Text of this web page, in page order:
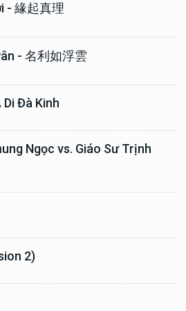
- 緣起真理
- 名利如浮雲
Đà Kinh
Ngọc vs. Giáo Sư Trịnh
2)